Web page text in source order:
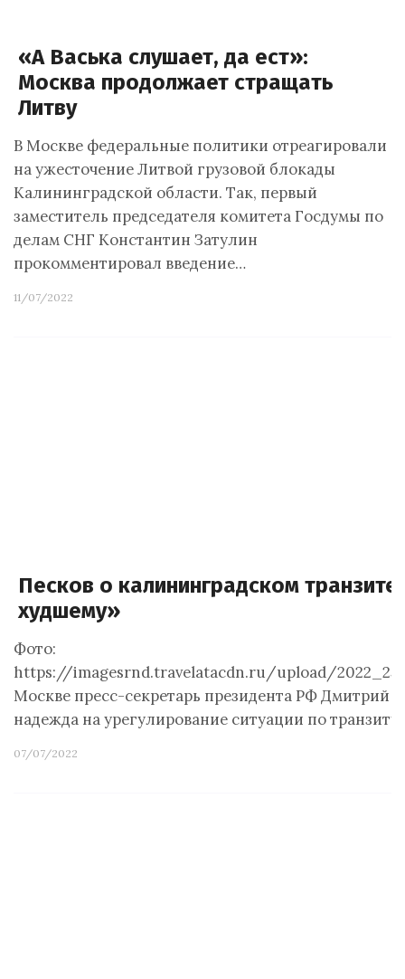
«А Васька слушает, да ест»:
Москва продолжает стращать
Литву
В Москве федеральные политики отреагировали
на ужесточение Литвой грузовой блокады
Калининградской области. Так, первый
заместитель председателя комитета Госдумы по
делам СНГ Константин Затулин
прокомментировал введение…
11/07/2022
Песков о калининградском
худшему»
Фото:
https://imagesrnd.travelatacdn.ru/upload/
Москве пресс-секретарь президента РФ Дмитрий
надежда на урегулирование ситуации по
07/07/2022